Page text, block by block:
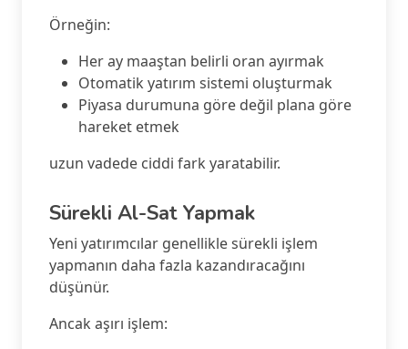
Örneğin:
Her ay maaştan belirli oran ayırmak
Otomatik yatırım sistemi oluşturmak
Piyasa durumuna göre değil plana göre
hareket etmek
uzun vadede ciddi fark yaratabilir.
Sürekli Al-Sat Yapmak
Yeni yatırımcılar genellikle sürekli işlem
yapmanın daha fazla kazandıracağını
düşünür.
Ancak aşırı işlem: